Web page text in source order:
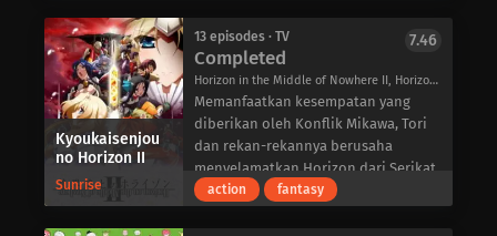
panjangnya untuk menjadi Jenderal
Besar dari Tujuh Negara Berperang
yang bersejarah.
terpilih?
peringatan, mereka berpindah tubuh
dalam waktu singkat. Ketika
fenomena supernatural ini terus
terjadi secara acak di antara kelima
sahabat ini, mereka mulai menyadari
bahwa ini bukan sekadar
kesenangan dan permainan.
Sekarang dipaksa untuk menjadi
harus dia patuhi: dia harus
menemukan seorang gadis yang dia
cintai di sekolah barunya dan
menikahinya saat dia lulus SMA.
Shougo pindah ke Akademi Swasta
Miryuin, dan sepertinya dia memiliki
banyak gadis yang bisa dipilih,
seperti Konoe Suruma, ketua kelas
Kyoukaisenjou
no Horizon II
Sunrise
13 episodes · TV
Completed
Horizon in the Middle of Nowhere II, Horizon on the Middle of Nowhere II, Kyoukai Senjou no Horizon 2, 境界線上のホライゾンII
7.46
Memanfaatkan kesempatan yang
diberikan oleh Konflik Mikawa, Tori
dan rekan-rekannya berusaha
menyelamatkan Horizon dari Serikat
Perjanjian. Namun, bahkan ketika
action fantasy